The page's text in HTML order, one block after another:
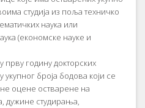
студија из поља техничко
наука или
(економске науке и
прву годину докторских
укупног броја бодова који се
оцене остварене на
дужине студирања,